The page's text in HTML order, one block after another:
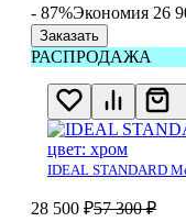
- 87%Экономия 26
Заказать
РАСПРОДАЖА
IDEAL STANDARD
28 500 ₽57 300 ₽